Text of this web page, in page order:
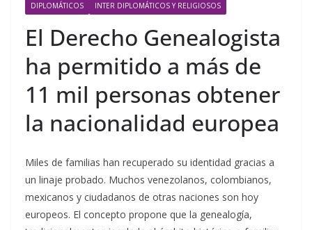
DIPLOMÁTICOS INTER DIPLOMÁTICOS Y RELIGIOSOS
El Derecho Genealogista
ha permitido a más de
11 mil personas obtener
la nacionalidad europea
Miles de familias han recuperado su identidad gracias a
un linaje probado. Muchos venezolanos, colombianos,
mexicanos y ciudadanos de otras naciones son hoy
europeos. El concepto propone que la genealogía,